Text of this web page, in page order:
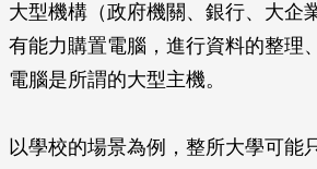
大型機構（政府機關、銀行、大企
有能力購置電腦，進行資料的整理
電腦是所謂的大型主機。
以學校的場景為例，整所大學可能